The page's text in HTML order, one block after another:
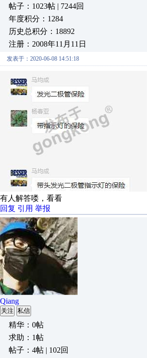
帖子：1023帖 | 7244回
年度积分：1284
历史总积分：18892
注册：2008年11月11日
发表于：2020-06-08 14:51:18
有人解答喽，看看
回复 引用 举报
Qiang
关注 私信
精华：0帖
求助：1帖
帖子：4帖 | 102回